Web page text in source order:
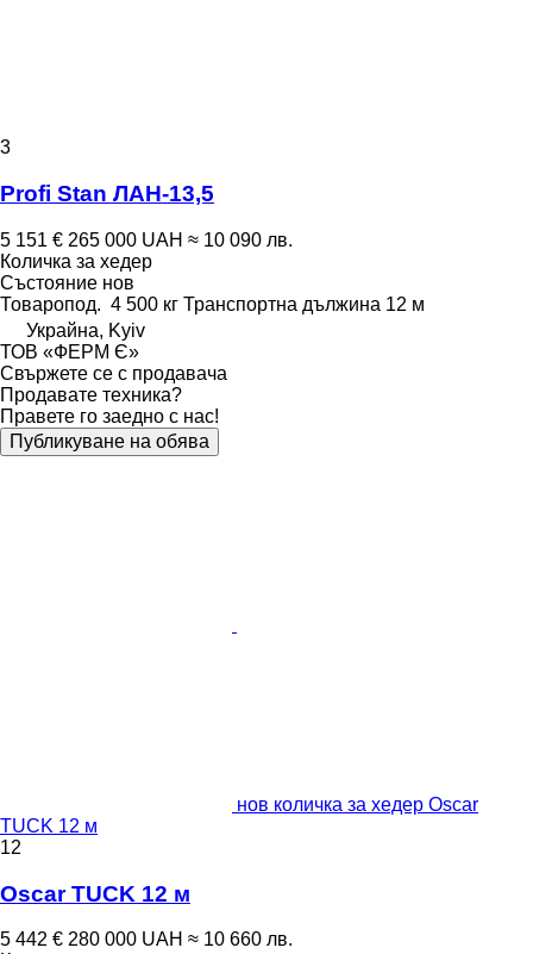
3
Profi Stan ЛАН-13,5
5 151 € 265 000 UAH ≈ 10 090 лв.
Количка за хедер
Състояние нов
Товаропод. 4 500 кг Транспортна дължина 12 м
Украйна, Kyiv
ТОВ «ФЕРМ Є»
Свържете се с продавача
Продавате техника?
Правете го заедно с нас!
Публикуване на обява
нов количка за хедер Oscar
TUCK 12 м
12
Oscar TUCK 12 м
5 442 € 280 000 UAH ≈ 10 660 лв.